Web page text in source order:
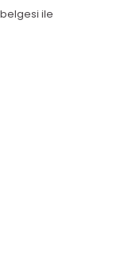
belgesi ile